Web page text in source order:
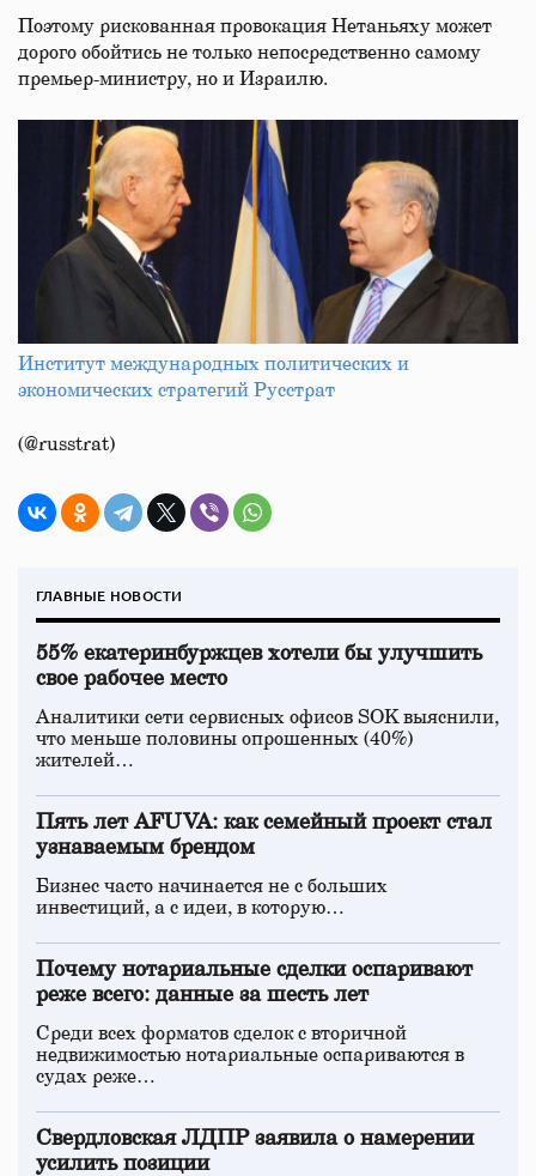
Поэтому рискованная провокация Нетаньяху может
дорого обойтись не только непосредственно самому
премьер-министру, но и Израилю.
Институт международных политических и
экономических стратегий Русстрат
(@russtrat)
ГЛАВНЫЕ НОВОСТИ
55% екатеринбуржцев хотели бы улучшить
свое рабочее место
Аналитики сети сервисных офисов SOK выяснили,
что меньше половины опрошенных (40%)
жителей…
Пять лет AFUVA: как семейный проект стал
узнаваемым брендом
Бизнес часто начинается не с больших
инвестиций, а с идеи, в которую…
Почему нотариальные сделки оспаривают
реже всего: данные за шесть лет
Среди всех форматов сделок с вторичной
недвижимостью нотариальные оспариваются в
судах реже…
Свердловская ЛДПР заявила о намерении
усилить позиции